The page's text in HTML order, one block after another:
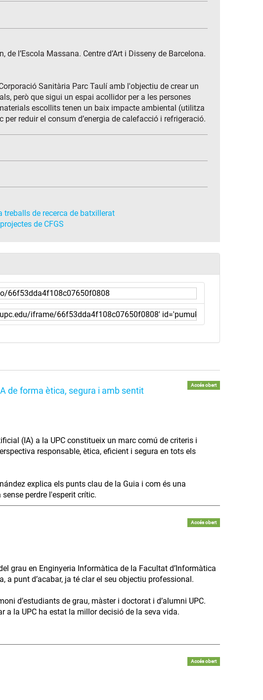
l’Escola Massana. Centre d’Art i Disseny de Barcelona.
Sanitària Parc Taulí amb l'objectiu de crear un
però que sigui un espai acollidor per a les persones
escollits tenen un baix impacte ambiental (utilitza
reduir el consum d’energia de calefacció i refrigeració.
treballs de recerca de batxillerat
de CFGS
de forma ètica, segura i amb sentit
Accés obert
(IA) a la UPC constitueix un marc comú de criteris i
responsable, ètica, eficient i segura en tots els
explica els punts clau de la Guia i com és una
perdre l'esperit crític.
Accés obert
grau en Enginyeria Informàtica de la Facultat d’Informàtica
a punt d’acabar, ja té clar el seu objectiu professional.
d’estudiants de grau, màster i doctorat i d’alumni UPC.
a la UPC ha estat la millor decisió de la seva vida.
Accés obert